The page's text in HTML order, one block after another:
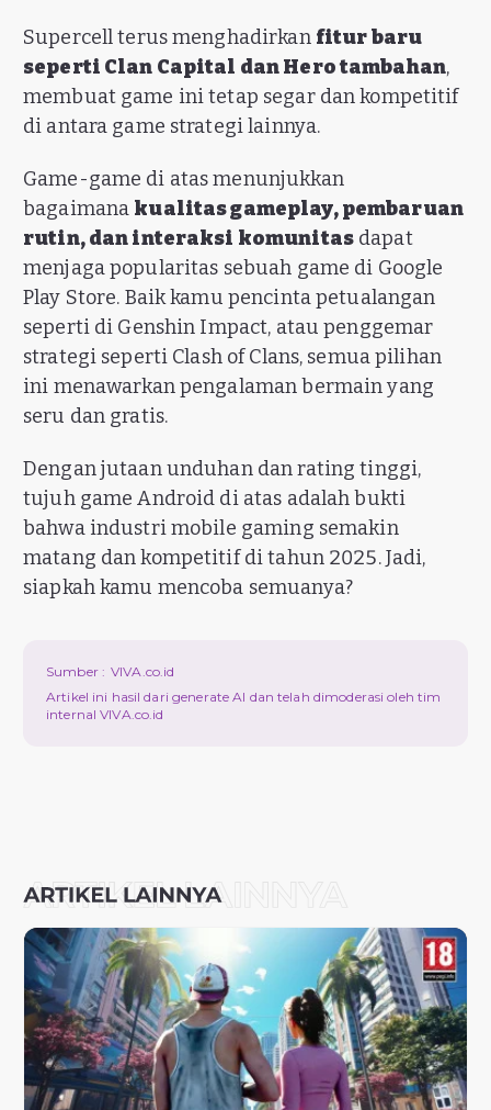
Supercell terus menghadirkan fitur baru
seperti Clan Capital dan Hero tambahan,
membuat game ini tetap segar dan kompetitif
di antara game strategi lainnya.
Game-game di atas menunjukkan
bagaimana kualitas gameplay, pembaruan
rutin, dan interaksi komunitasdapat
menjaga popularitas sebuah game di Google
Play Store. Baik kamu pencinta petualangan
seperti di Genshin Impact, atau penggemar
strategi seperti Clash of Clans, semua pilihan
ini menawarkan pengalaman bermain yang
seru dan gratis.
Dengan jutaan unduhan dan rating tinggi,
tujuh game Android di atas adalah bukti
bahwa industri mobile gaming semakin
matang dan kompetitif di tahun 2025. Jadi,
siapkah kamu mencoba semuanya?
Sumber : VIVA.co.id
Artikel ini hasil dari generate AI dan telah dimoderasi oleh tim
internal VIVA.co.id